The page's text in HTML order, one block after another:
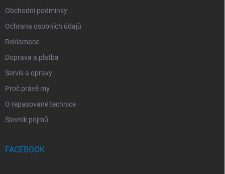
Obchodní podmínky
Ochrana osobních údajů
Reklamace
Doprava a platba
Servis a opravy
Proč právě my
O repasované technice
Slovník pojmů
FACEBOOK